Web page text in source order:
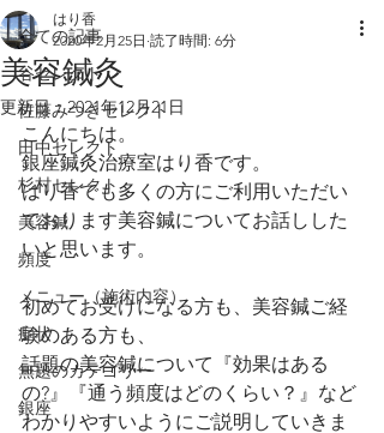
全ての記事
谷セレクト
佐藤みつきセレクト
田中セレクト
杉村セレクト
美容鍼
頻度
メニュー（施術内容）
症状
無題のカテゴリー
銀座
美容鍼灸
はり香
2020年2月25日 読了時間: 6分
更新日：2021年12月21日
こんにちは。
銀座鍼灸治療室はり香です。
はり香でも多くの方にご利用いただい
ております美容鍼についてお話しした
いと思います。
初めてお受けになる方も、美容鍼ご経
験のある方も、
話題の美容鍼について『効果はある
の?』『通う頻度はどのくらい？』など
わかりやすいようにご説明していきま